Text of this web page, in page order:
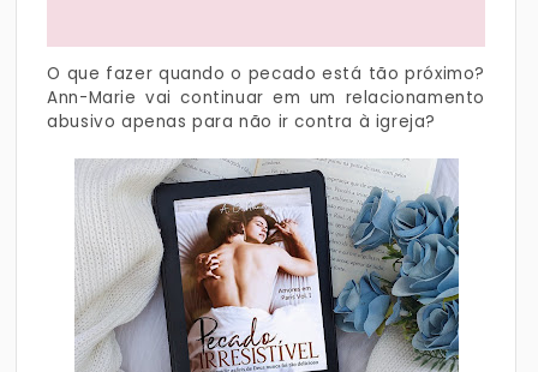
O que fazer quando o pecado está tão próximo?
Ann-Marie vai continuar em um relacionamento
abusivo apenas para não ir contra à igreja?